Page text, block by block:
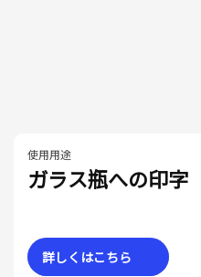
使用用途
ガラス瓶への印字
詳しくはこちら